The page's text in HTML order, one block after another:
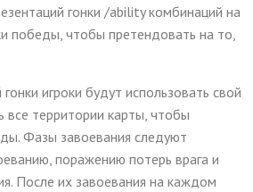
гонки /ability комбинаций на
победы, чтобы претендовать на то,
игроки будут использовать свой
все территории карты, чтобы
Фазы завоевания следуют
поражению потерь врага и
После их завоевания на каждом